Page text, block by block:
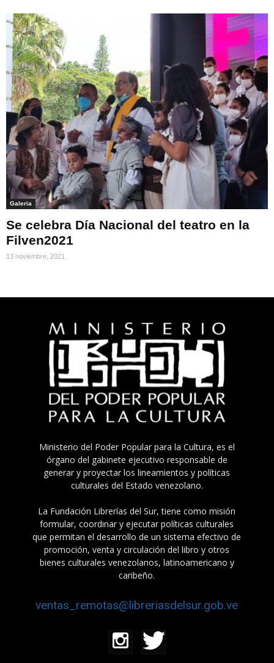
Galeria
Se celebra Día Nacional del teatro en la
Filven2021
13 noviembre, 2021
Ministerio del Poder Popular para la Cultura, es el
órgano del gabinete ejecutivo responsable de
generar y proyectar los lineamientos y políticas
culturales del Estado venezolano.
La Fundación Librerías del Sur, tiene como misión
formular, coordinar y ejecutar políticas culturales
que permitan el desarrollo de un sistema efectivo de
promoción, venta y circulación del libro y otros
bienes culturales venezolanos, latinoamericano y
caribeño.
ventas_remotas@libreriasdelsur.gob.ve